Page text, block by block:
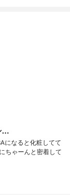
...
になると化粧してて
ちゃーんと密着して